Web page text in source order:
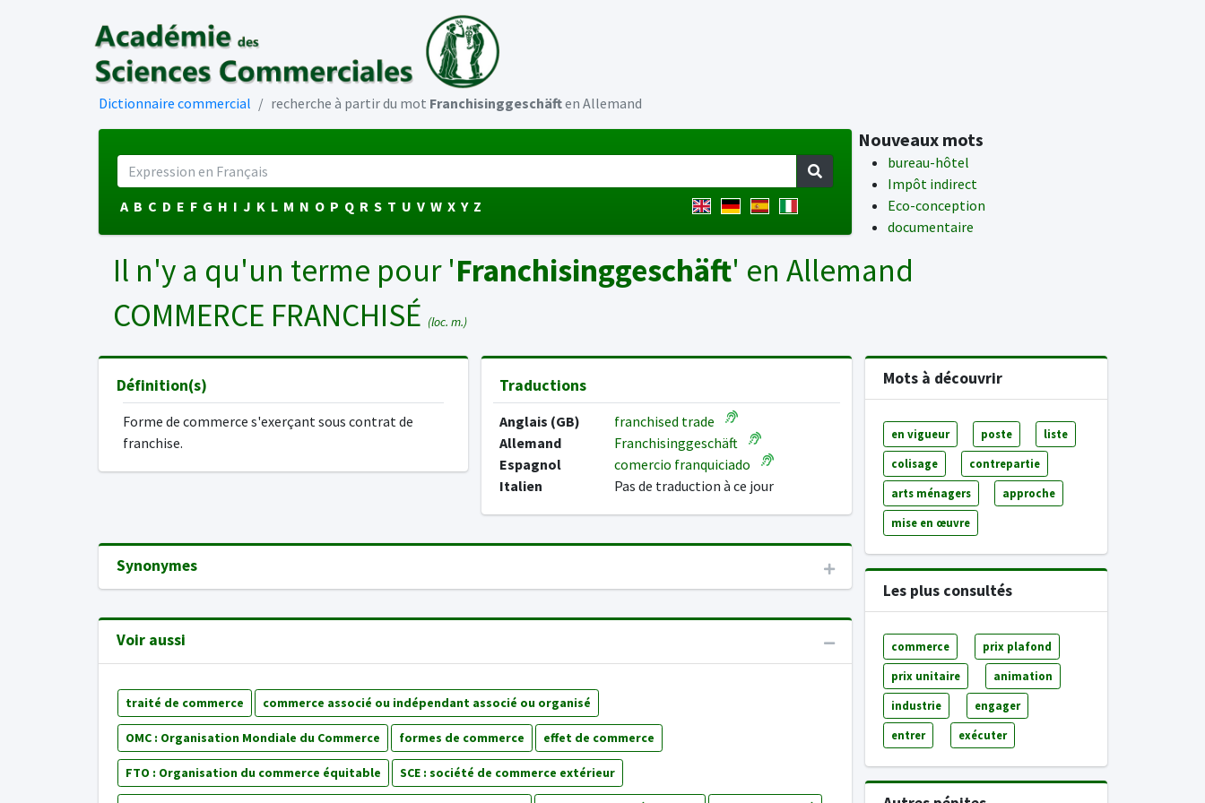
Dictionnaire commercial recherche à partir du mot Franchisinggeschäften Allemand
A B C D E F G H I J K L M N O P Q R S T U V W X Y Z
Nouveaux mots
bureau-hôtel
Impôt indirect
Eco-conception
documentaire
Il n'y a qu'un terme pour 'Franchisinggeschäft' en Allemand
COMMERCE FRANCHISÉ (loc. m.)
Définition(s)
Forme de commerce s'exerçant sous contrat de
franchise.
Traductions
Anglais (GB)
franchised trade
Allemand
Franchisinggeschäft
Espagnol
comercio franquiciado
Italien
Pas de traduction à ce jour
Synonymes
Voir aussi
traité de commerce commerce associé ou indépendant associé ou organisé
OMC : Organisation Mondiale du Commerce formes de commerce effet de commerce
FTO : Organisation du commerce équitable SCE : société de commerce extérieur
Mots à découvrir
en vigueur poste liste
colisage contrepartie
arts ménagers approche
mise en œuvre
Les plus consultés
commerce prix plafond
prix unitaire animation
industrie engager
entrer exécuter